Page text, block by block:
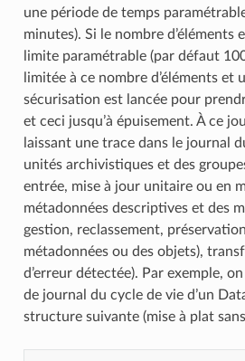
une période de temps
minutes). Si le nombre d’éléments
limite paramétrable (par défaut
limitée à ce nombre d’éléments et
sécurisation est lancée pour
et ceci jusqu’à épuisement. À ce
laissant une trace dans le journal
unités archivistiques et des
entrée, mise à jour unitaire ou en
métadonnées descriptives et des
gestion, reclassement,
métadonnées ou des objets),
d’erreur détectée). Par exemple,
de journal du cycle de vie d’un
structure suivante (mise à plat